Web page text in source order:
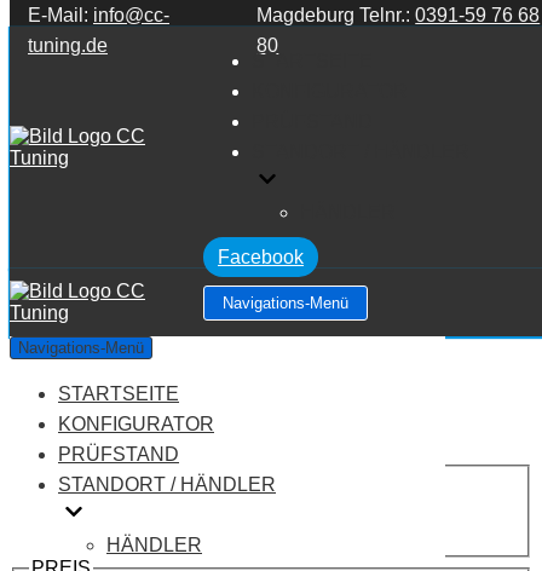
Zum Inhalt springen
E-Mail: info@cc-
tuning.de
Magdeburg Telnr.:0391-59 76 68
80
STARTSEITE
Facebook
Navigations-Menü
Navigations-Menü
STARTSEITE
KONFIGURATOR
PRÜFSTAND
STANDORT / HÄNDLER
HÄNDLER
Ford Mondeo 5 Series 2.0 TDCi
Leistung:210 PS
Drehmoment: 450 NM
Motortyp:Diesel
PREIS
AUF ANFRAGE